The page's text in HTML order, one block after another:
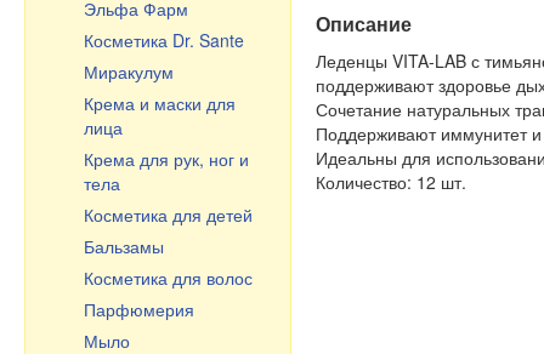
Казаны, учаги,
кастрюли
Чугунная посуда
Чугунная посуда
Узбекистан
Сковороды
Тёрки, шинковки,
овощерезки
Эмалированная посуда
Маленькие подарки
Разделочные доски
Эльфа Фарм
Косметика Dr. Sante
Миракулум
Крема и маски для
лица
Крема для рук, ног и
тела
Косметика для детей
Бальзамы
Косметика для волос
Парфюмерия
Мыло
Описание
Леденцы VITA-LAB с
поддерживают здоровье
Сочетание натуральных
Поддерживают иммунитет
Идеальны для
Количество: 12 шт.